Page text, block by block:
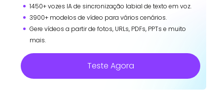
1450+ vozes IA de sincronização labial de texto em voz.
3900+ modelos de vídeo para vários cenários.
Gere vídeos a partir de fotos, URLs, PDFs, PPTs e muito
mais.
Teste Agora